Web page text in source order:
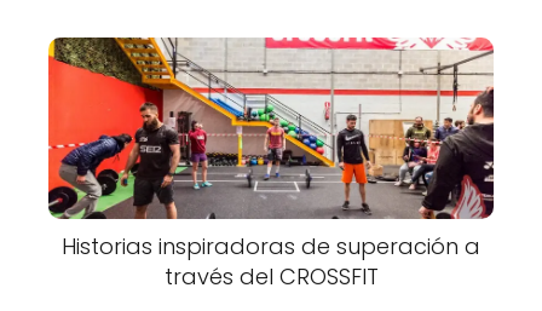
Historias inspiradoras de superación a
través del CROSSFIT